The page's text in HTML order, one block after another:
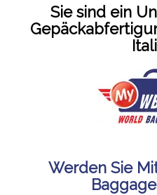
Sie sind ein
Werden Sie